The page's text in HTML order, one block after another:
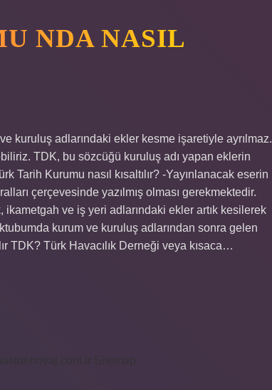
NDA NASIL
kuruluş adlarındaki ekler kesme işaretiyle ayrılmaz.
TDK, bu sözcüğü kuruluş adı yapan eklerin
Tarih Kurumu nasıl kısaltılır? -Yayınlanacak eserin
çerçevesinde yazılmış olması gerekmektedir.
ikametgah ve iş yeri adlarındaki ekler artık kesilerek
kurum ve kuruluş adlarından sonra gelen
TDK? Türk Havacılık Derneği veya kısaca…